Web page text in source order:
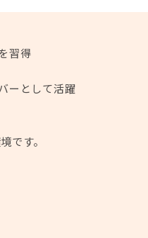
習得
ーとして活躍
です。